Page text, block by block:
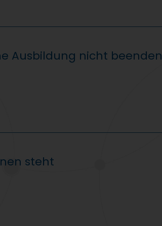
Ausbildung nicht beenden
steht